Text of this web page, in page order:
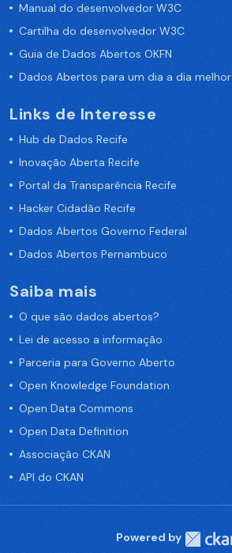
Manual do desenvolvedor W3C
Cartilha do desenvolvedor W3C
Guia de Dados Abertos OKFN
Dados Abertos para um dia a dia melhor
Links de Interesse
Hub de Dados Recife
Inovação Aberta Recife
Portal da Transparência Recife
Hacker Cidadão Recife
Dados Abertos Governo Federal
Dados Abertos Pernambuco
Saiba mais
O que são dados abertos?
Lei de acesso a informação
Parceria para Governo Aberto
Open Knowledge Foundation
Open Data Commons
Open Data Definition
Associação CKAN
API do CKAN
Powered by